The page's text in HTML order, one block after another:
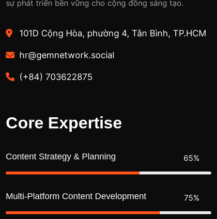
sự phát triển bền vững cho cộng đồng sáng tạo.
101D Cộng Hòa, phường 4, Tân Bình, TP.HCM
hr@gemnetwork.social
(+84) 703622875
Core Expertise
65%
Content Strategy & Planning
75%
Multi-Platform Content Development